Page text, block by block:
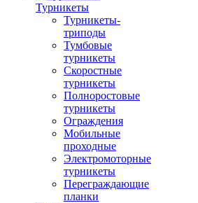
Турникеты
Турникеты-
триподы
Тумбовые
турникеты
Скоростные
турникеты
Полноростовые
турникеты
Ограждения
Мобильные
проходные
Электромоторные
турникеты
Переграждающие
планки